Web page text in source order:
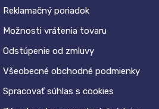
Reklamačný poriadok
Možnosti vrátenia tovaru
Odstúpenie od zmluvy
Všeobecné obchodné podmienky
Spracovať súhlas s cookies